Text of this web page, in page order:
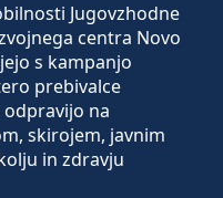
Jugovzhodne
centra Novo
s kampanjo
prebivalce
na
skirojem, javnim
in zdravju